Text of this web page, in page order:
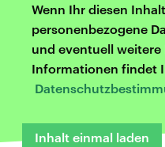
Wenn Ihr diesen
personenbezogene
und eventuell
Informationen findet
Inhalt einmal laden